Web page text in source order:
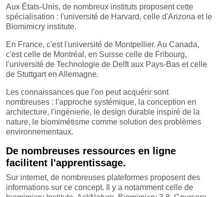
Aux États-Unis, de nombreux instituts proposent cette
spécialisation : l'université de Harvard, celle d'Arizona et le
Biomimicry institute.
En France, c'est l'université de Montpellier. Au Canada,
c'est celle de Montréal, en Suisse celle de Fribourg,
l'université de Technologie de Delft aux Pays-Bas et celle
de Stuttgart en Allemagne.
Les connaissances que l'on peut acquérir sont
nombreuses : l'approche systémique, la conception en
architecture, l'ingénierie, le design durable inspiré de la
nature, le biomimétisme comme solution des problèmes
environnementaux.
De nombreuses ressources en ligne
facilitent l'apprentissage.
Sur internet, de nombreuses plateformes proposent des
informations sur ce concept. Il y a notamment celle de